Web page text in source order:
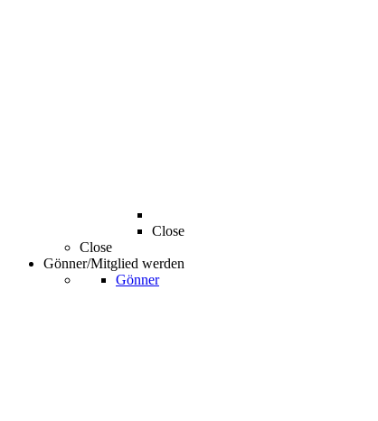
Close
Close
Gönner/Mitglied werden
Gönner